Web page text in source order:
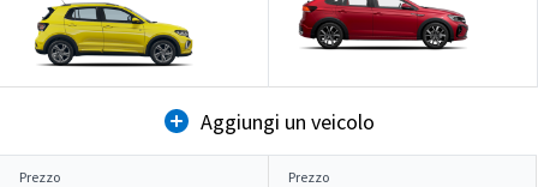
Aggiungi un veicolo
Prezzo Prezzo